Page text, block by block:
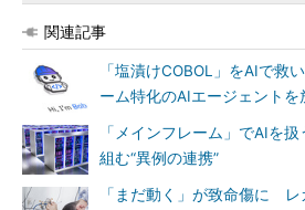
関連記事
「塩漬けCOBOL」をAIで
ーム特化のAIエージェントを
「メインフレーム」でAIを
組む“異例の連携”
「まだ動く」が致命傷に